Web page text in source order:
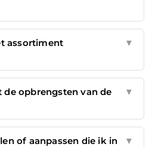
assortiment
▼
de opbrengsten van de
▼
of aanpassen die ik in
▼